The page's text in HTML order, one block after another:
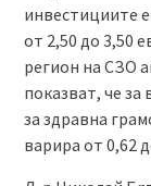
инвестициите
от 2,50 до 3,50
регион на СЗО
показват, че
за здравна
варира от 0,62